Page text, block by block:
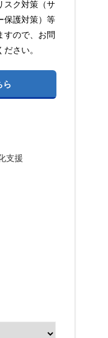
スク対策（サ
保護対策）等
すので、お問
さい。
ら
支援